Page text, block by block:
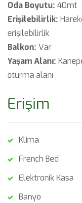
Oda Boyutu: 40mt
Erişilebilirlik:
erişilebilirlik
Balkon: Var
Yaşam Alanı:
oturma alanı
Erişim
Klima
French Bed
Elektronik Kasa
Banyo